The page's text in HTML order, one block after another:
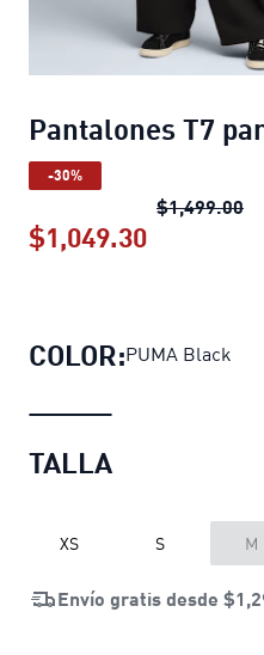
Pantalones T7
-30%
$1,499.00
$1,049.30
COLOR:PUMA Black
TALLA
XS S M
Envío gratis desde